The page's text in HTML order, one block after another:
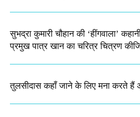
सुभद्रा कुमारी चौहान की ‘हींगवाला’
प्रमुख पात्र खान का चरित्र चित्रण
तुलसीदास कहाँ जाने के लिए मना करते हैं